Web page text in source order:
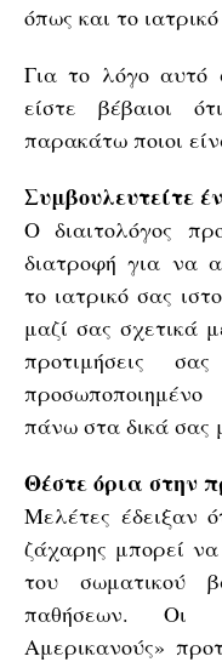
όπως και το
Για το λόγο αυτό
είστε βέβαιοι
παρακάτω ποιοι
Συμβουλευτείτε
Ο διαιτολόγος
διατροφή για να
το ιατρικό σας
μαζί σας σχετικά
προτιμήσεις
προσωποποιημένο
πάνω στα δικά σας
Θέστε όρια στην
Μελέτες έδειξαν
ζάχαρης μπορεί να
του σωματικού
παθήσεων. Οι
Αμερικανούς»